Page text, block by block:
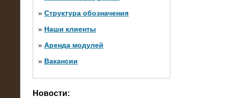
» Структура обозначения
» Наши клиенты
» Аренда модулей
» Вакансии
Новости: